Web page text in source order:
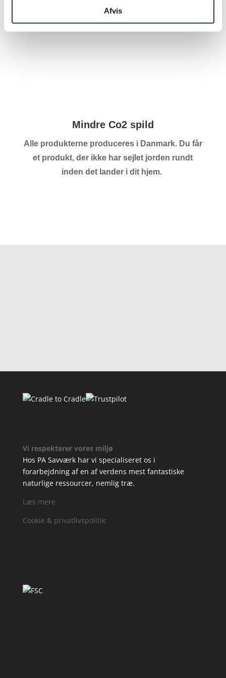
Afvis
du måtte have på hjertet.
Mindre Co2 spild
Alle produkterne produceres i Danmark. Du får
et produkt, der ikke har sejlet jorden rundt
inden det lander i dit hjem.
Vi respekterer vores miljø
Hos PA Savværk har vi specialiseret os i
forarbejdning af en af verdens mest fantastiske
naturlige ressourcer, nemlig træ.
Læs mere
Cookie & privatlivspolitik